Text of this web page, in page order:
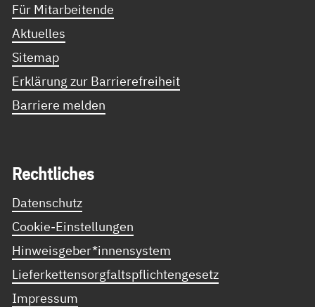
Für Mitarbeitende
Aktuelles
Sitemap
Erklärung zur Barrierefreiheit
Barriere melden
Recht­li­ches
Datenschutz
Cookie-Einstellungen
Hinweisgeber*innensystem
Lieferkettensorgfaltspflichtengesetz
Impressum